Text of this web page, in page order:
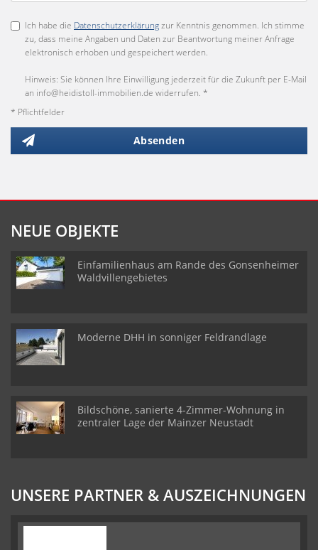
Ich habe die Datenschutzerklärungzur Kenntnis genommen. Ich stimme
zu, dass meine Angaben und Daten zur Beantwortung meiner Anfrage
elektronisch erhoben und gespeichert werden.
Hinweis: Sie können Ihre Einwilligung jederzeit für die Zukunft per E-Mail
an info@heidistoll-immobilien.de widerrufen. *
* Pflichtfelder
Absenden
NEUE OBJEKTE
Einfamilienhaus am Rande des Gonsenheimer
Waldvillengebietes
Moderne DHH in sonniger Feldrandlage
Bildschöne, sanierte 4-Zimmer-Wohnung in
zentraler Lage der Mainzer Neustadt
UNSERE PARTNER & AUSZEICHNUNGEN